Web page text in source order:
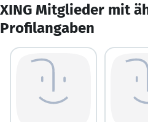
XING Mitglieder mit
Profilangaben